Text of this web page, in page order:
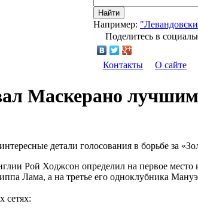
Найти
Например:
Поделитесь в
Контакты О сайте
Маскерано
детали голосования в борьбе за
Рой Ходжсон определил на первое
Лама, а на третье его одноклубника
сетях: